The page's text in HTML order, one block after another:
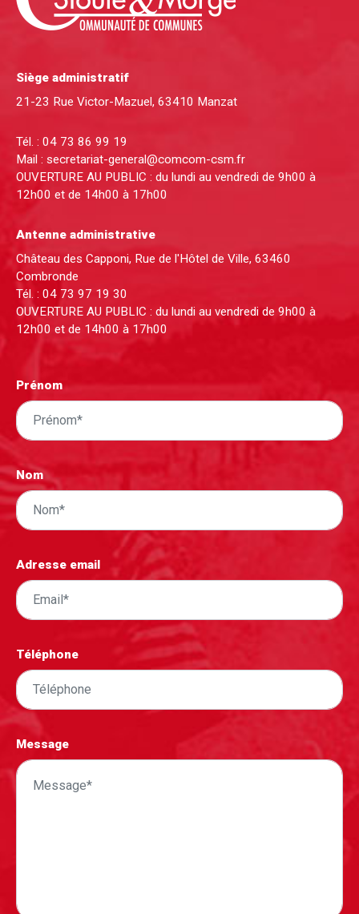
Siège administratif
21-23 Rue Victor-Mazuel, 63410 Manzat
Tél. : 04 73 86 99 19
Mail : secretariat-general@comcom-csm.fr
OUVERTURE AU PUBLIC : du lundi au vendredi de 9h00 à
12h00 et de 14h00 à 17h00
Antenne administrative
Château des Capponi, Rue de l'Hôtel de Ville, 63460
Combronde
Tél. : 04 73 97 19 30
OUVERTURE AU PUBLIC : du lundi au vendredi de 9h00 à
12h00 et de 14h00 à 17h00
Prénom
Nom
Adresse email
Téléphone
Message